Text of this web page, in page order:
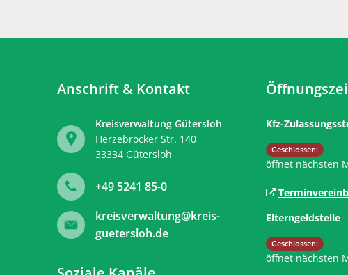
Anschrift & Kontakt
Kreisverwaltung Gütersloh
Herzebrocker Str. 140
33334 Gütersloh
+49 5241 85-0
kreisverwaltung@kreis-
guetersloh.de
Kfz-
Klicken, um
Geschlossen:
öffnet nächsten
Elterngeldstelle
Klicken, um
Geschlossen:
öffnet nächsten